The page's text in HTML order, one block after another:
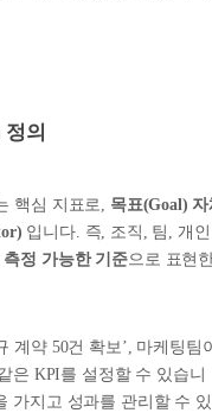
정의
핵심 지표로, 목표(Goal) 자
입니다. 즉, 조직, 팀, 개인
정 가능한 기준으로 표현
계약 50건 확보’, 마케팅팀
은 KPI를 설정할 수 있습니
가지고 성과를 관리할 수 있